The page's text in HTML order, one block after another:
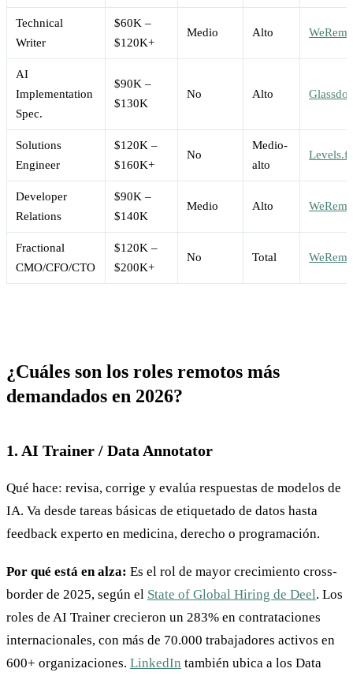
Technical
Writer
$60K –
$120K+
Medio Alto
AI
Implementation
Spec.
$90K –
$130K
No Alto
Solutions
Engineer
$120K –
$160K+
No
Medio-
alto
Developer
Relations
$90K –
$140K
Medio Alto
Fractional
CMO/CFO/CTO
$120K –
$200K+
No Total
¿Cuáles son los roles remotos más
demandados en 2026?
1. AI Trainer / Data Annotator
Qué hace: revisa, corrige y evalúa respuestas de modelos de
IA. Va desde tareas básicas de etiquetado de datos hasta
feedback experto en medicina, derecho o programación.
Por qué está en alza: Es el rol de mayor crecimiento cross-
border de 2025, según el State of Global Hiring de Deel. Los
roles de AI Trainer crecieron un 283% en contrataciones
internacionales, con más de 70.000 trabajadores activos en
600+ organizaciones. LinkedIn también ubica a los Data